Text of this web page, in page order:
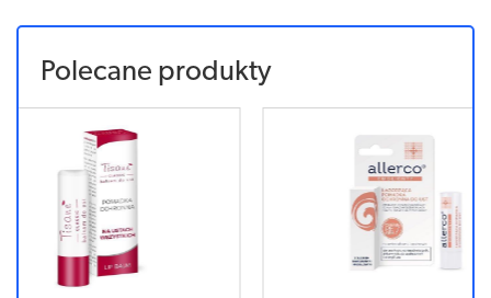
Polecane produkty